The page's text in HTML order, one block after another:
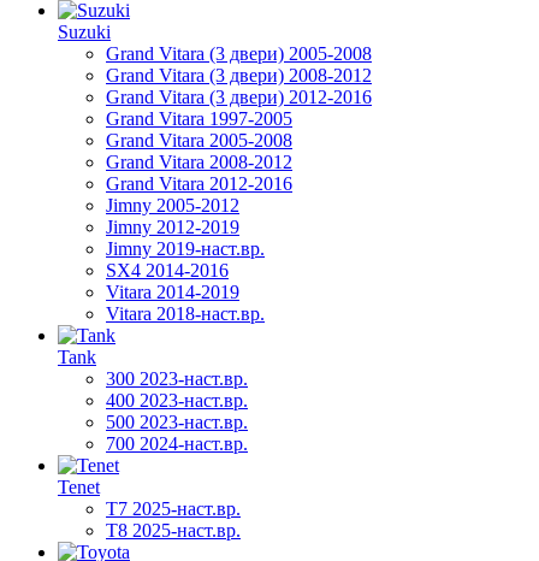
Suzuki
Grand Vitara (3 двери) 2005-2008
Grand Vitara (3 двери) 2008-2012
Grand Vitara (3 двери) 2012-2016
Grand Vitara 1997-2005
Grand Vitara 2005-2008
Grand Vitara 2008-2012
Grand Vitara 2012-2016
Jimny 2005-2012
Jimny 2012-2019
Jimny 2019-наст.вр.
SX4 2014-2016
Vitara 2014-2019
Vitara 2018-наст.вр.
Tank
300 2023-наст.вр.
400 2023-наст.вр.
500 2023-наст.вр.
700 2024-наст.вр.
Tenet
T7 2025-наст.вр.
T8 2025-наст.вр.